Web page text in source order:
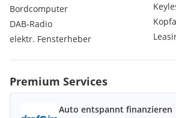
Bordcomputer
DAB-Radio
elektr. Fensterheber
Premium Services
Auto entspannt finanzieren